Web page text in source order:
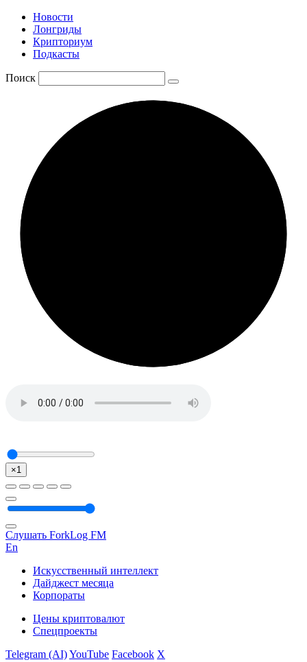
Новости
Лонгриды
Крипториум
Подкасты
Поиск
×1
Слушать ForkLog FM
En
Искусственный интеллект
Дайджест месяца
Корпораты
Цены криптовалют
Спецпроекты
Telegram (AI)YouTube Facebook X